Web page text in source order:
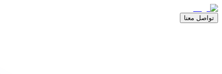
تواصل معنا